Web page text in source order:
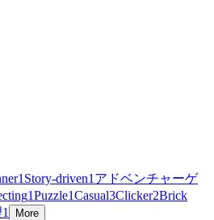
1 Story-driven1 アドベンチャーゲ
1Puzzle1Casual3Clicker2Brick
1 More